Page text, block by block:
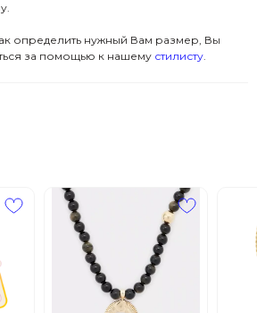
определить нужный Вам размер, Вы
за помощью к нашему стилисту.